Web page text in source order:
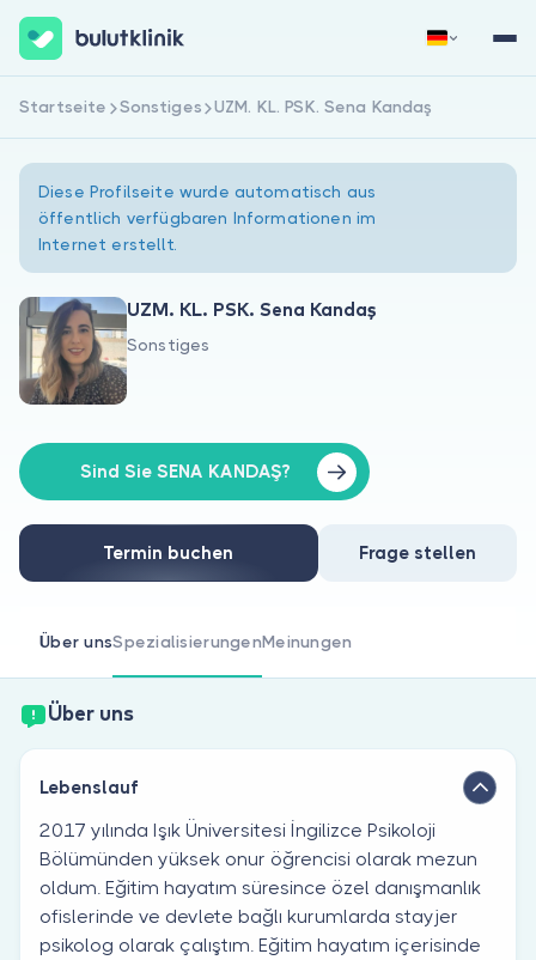
Über uns
Für Patienten
Für Ärzte
Jetzt registrieren Anmelden
Startseite Sonstiges UZM. KL. PSK. Sena Kandaş
Diese Profilseite wurde automatisch aus
öffentlich verfügbaren Informationen im
Internet erstellt.
UZM. KL. PSK. Sena Kandaş
Sonstiges
Sind Sie SENA KANDAŞ?
Termin buchen Frage stellen
Über unsSpezialisierungenMeinungen
Über uns
Lebenslauf
2017 yılında Işık Üniversitesi İngilizce Psikoloji
Bölümünden yüksek onur öğrencisi olarak mezun
oldum. Eğitim hayatım süresince özel danışmanlık
ofislerinde ve devlete bağlı kurumlarda stayjer
psikolog olarak çalıştım. Eğitim hayatım içerisinde